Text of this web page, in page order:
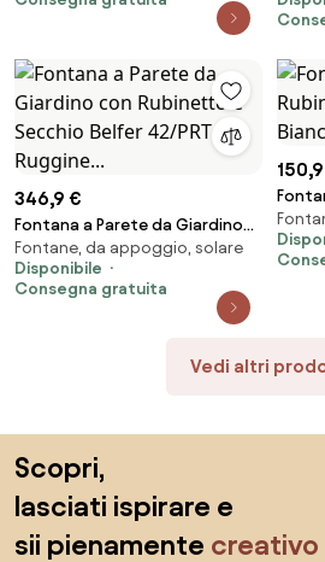
Antracite...
346,9 €
Fontana a Parete da Giardino
con Rubinetto e Secchio Belfer
42/PRT Ruggine...
Fontane, da appoggio, solare
Disponibile
Consegna gratuita
Vedi altri
Scopri,
lasciati ispirare e
sii pienamente creativo